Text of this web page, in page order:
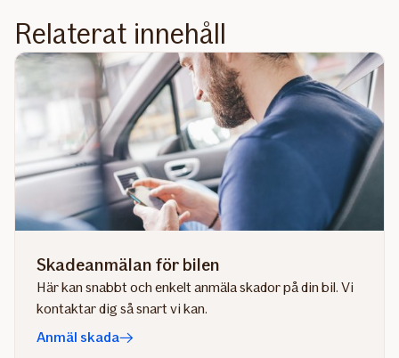
Relaterat innehåll
Skadeanmälan för bilen
Här kan snabbt och enkelt anmäla skador på din bil. Vi
kontaktar dig så snart vi kan.
Anmäl skada